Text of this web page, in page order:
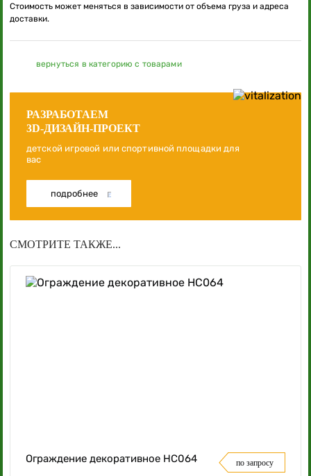
Стоимость может меняться в зависимости от объема груза и адреса
доставки.
вернуться в категорию с товарами
РАЗРАБОТАЕМ
3D-ДИЗАЙН-ПРОЕКТ
детской игровой или спортивной площадки для
вас
подробнее
СМОТРИТЕ ТАКЖЕ...
Ограждение декоративное НС064 по запросу